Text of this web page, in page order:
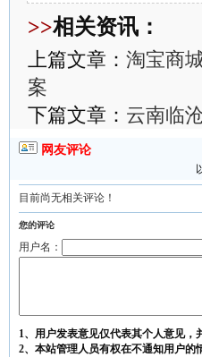
>>相关资讯：
上篇文章： 淘宝商
案
下篇文章： 云南临
网友评论
目前尚无相关评论！
您的评论
用户名：
1、用户发表意见仅代表其个人意见
2、本站管理人员有权在不通知用户